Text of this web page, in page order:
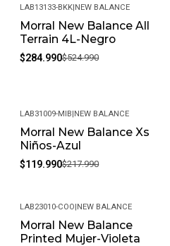
-46%
LAB13133-BKK NEW BALANCE
Morral New Balance All
Terrain 4L-Negro
$284.990$524.990
-45%
LAB31009-MIB NEW BALANCE
Morral New Balance Xs
Niños-Azul
$119.990$217.990
-41%
LAB23010-COO NEW BALANCE
Morral New Balance
Printed Mujer-Violeta